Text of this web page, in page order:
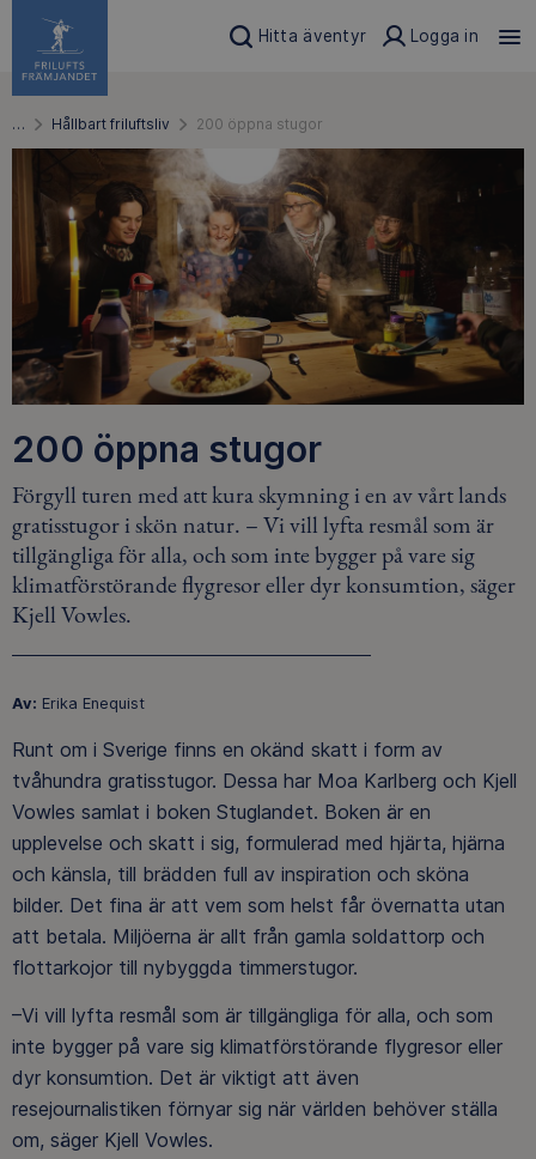
Hitta äventyr Logga in
… Hållbart friluftsliv 200 öppna stugor
200 öppna stugor
Förgyll turen med att kura skymning i en av vårt lands
gratisstugor i skön natur. – Vi vill lyfta resmål som är
tillgängliga för alla, och som inte bygger på vare sig
klimatförstörande flygresor eller dyr konsumtion, säger
Kjell Vowles.
Av: Erika Enequist
Runt om i Sverige finns en okänd skatt i form av
tvåhundra gratisstugor. Dessa har Moa Karlberg och Kjell
Vowles samlat i boken Stuglandet. Boken är en
upplevelse och skatt i sig, formulerad med hjärta, hjärna
och känsla, till brädden full av inspiration och sköna
bilder. Det fina är att vem som helst får övernatta utan
att betala. Miljöerna är allt från gamla soldattorp och
flottarkojor till nybyggda timmerstugor.
–Vi vill lyfta resmål som är tillgängliga för alla, och som
inte bygger på vare sig klimatförstörande flygresor eller
dyr konsumtion. Det är viktigt att även
resejournalistiken förnyar sig när världen behöver ställa
om, säger Kjell Vowles.